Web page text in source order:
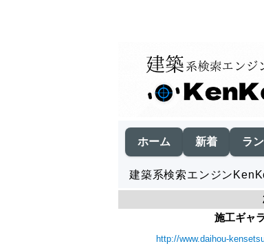
ホーム 新着 ラ
建築系検索エンジン
施工ギャ
http://www.daihou-